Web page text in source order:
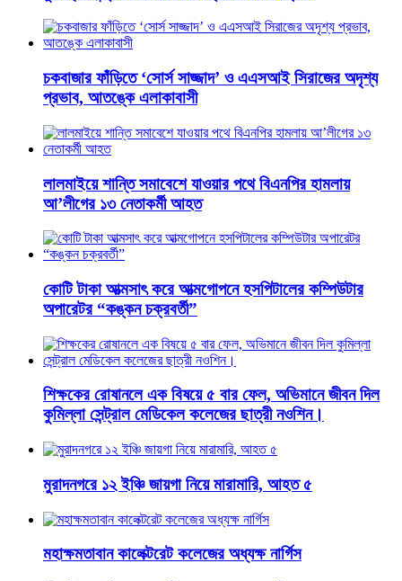
চকবাজার ফাঁড়িতে ‘সোর্স সাজ্জাদ’ ও এএসআই সিরাজের অদৃশ্য
প্রভাব, আতঙ্কে এলাকাবাসী
লালমাইয়ে শান্তি সমাবেশে যাওয়ার পথে বিএনপির হামলায়
আ’লীগের ১৩ নেতাকর্মী আহত
কোটি টাকা আত্মসাৎ করে আত্মগোপনে হসপিটালের কম্পিউটার
অপারেটর “কঙ্কন চক্রবর্তী”
শিক্ষকের রোষানলে এক বিষয়ে ৫ বার ফেল, অভিমানে জীবন দিল
কুমিল্লা সেন্ট্রাল মেডিকেল কলেজের ছাত্রী নওশিন।
মুরাদনগরে ১২ ইঞ্চি জায়গা নিয়ে মারামারি, আহত ৫
মহাক্ষমতাবান কালেক্টরেট কলেজের অধ্যক্ষ নার্গিস